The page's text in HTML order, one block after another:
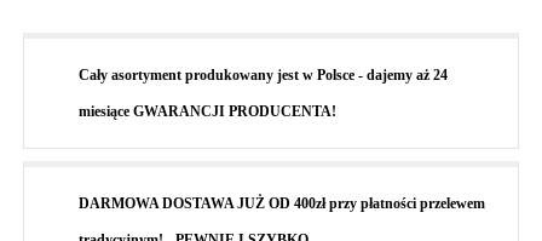
Cały asortyment produkowany jest w Polsce - dajemy aż 24
miesiące GWARANCJI PRODUCENTA!
DARMOWA DOSTAWA JUŻ OD 400zł przy płatności przelewem